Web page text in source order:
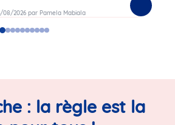
08/2026 par Pamela Mabiala
GoGoGoGoGoGoGoGo
GoGo
: la règle est la